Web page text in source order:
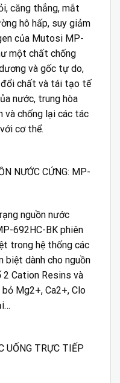
căng thẳng, mắt
hô hấp, suy giảm
của Mutosi MP-
một chất chống
và gốc tự do,
chất và tái tạo tế
nước, trung hòa
và chống lại các tác
cơ thể.
NƯỚC CỨNG: MP-
nguồn nước
692HC-BK phiên
trong hệ thống các
biệt dành cho nguồn
2 Cation Resins và
Mg2+, Ca2+, Clo
UỐNG TRỰC TIẾP